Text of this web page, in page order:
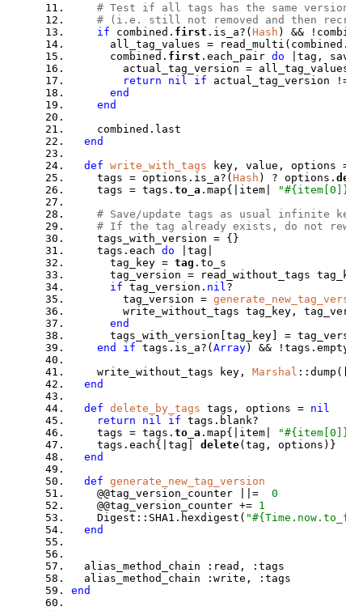
# Test if all tags has the same
# (i.e. still not removed and then
if combined. first .is_a?( Hash ) &&
all_tag_values = read_multi(combined.
combined. first .each_pair do |tag,
actual_tag_version =
return nil if actual_tag_version
end
end
combined.last
end
def write_with_tags key, value, options
tags = options.is_a?( Hash ) ? options.
tags = tags. to_a .map{|item|
# Save/update tags as usual infinite
# If the tag already exists, do not
tags_with_version = {}
tags.each do |tag|
tag_key = tag .to_s
tag_version = read_without_tags
if tag_version. nil ?
tag_version =
write_without_tags tag_key,
end
tags_with_version[tag_key] =
end if tags.is_a?( Array) &&
write_without_tags key, Marshal
end
def delete_by_tags tags, options = nil
return nil if tags.blank?
tags = tags. to_a .map{|item|
tags.each{|tag| delete(tag, options)}
end
def generate_new_tag_version
@@tag_version_counter ||=
0
@@tag_version_counter += 1
Digest::SHA1.hexdigest(
end
alias_method_chain :read, :tags
alias_method_chain :write, :tags
end